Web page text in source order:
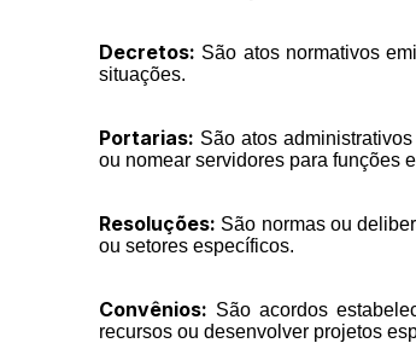
Decretos: São atos normativos
situações.
Portarias: São atos
ou nomear servidores para funções
Resoluções: São normas ou
ou setores específicos.
Convênios: São acordos
recursos ou desenvolver projetos